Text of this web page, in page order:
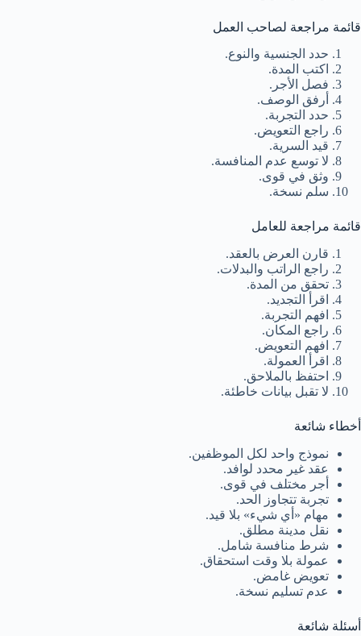
قائمة مراجعة لصاحب العمل
حدد الجنسية والنوع.
اكتب المدة.
فصل الأجر.
أرفق الوصف.
حدد التجربة.
راجع التعويض.
قيد السرية.
لا توسع عدم المنافسة.
وثق في قوى.
سلم نسخة.
قائمة مراجعة للعامل
قارن العرض بالعقد.
راجع الراتب والبدلات.
تحقق من المدة.
اقرأ التجديد.
افهم التجربة.
راجع المكان.
افهم التعويض.
اقرأ العمولة.
احتفظ بالملاحق.
لا تقبل بيانات خاطئة.
أخطاء شائعة
نموذج واحد لكل الموظفين.
عقد غير محدد لوافد.
أجر مختلف في قوى.
تجربة تتجاوز الحد.
مهام «أي شيء» بلا قيد.
نقل مدينة مطلق.
شرط منافسة شامل.
عمولة بلا وقت استحقاق.
تعويض غامض.
عدم تسليم نسخة.
أسئلة شائعة